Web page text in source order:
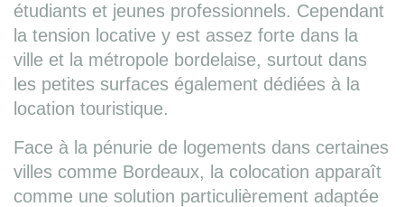
étudiants et jeunes professionnels. Cependant
la tension locative y est assez forte dans la
ville et la métropole bordelaise, surtout dans
les petites surfaces également dédiées à la
location touristique.
Face à la pénurie de logements dans certaines
villes comme Bordeaux, la colocation apparaît
comme une solution particulièrement adaptée